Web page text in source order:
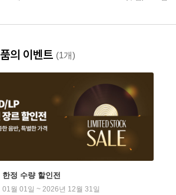
의 이벤트 (1개)
한정 수량 할인전
01월 01일 ~ 2026년 12월 31일